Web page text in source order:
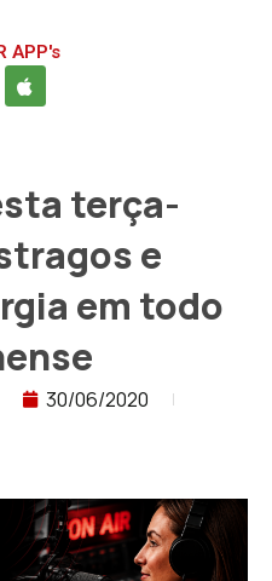
APP's
terça-
e
em todo
30/06/2020